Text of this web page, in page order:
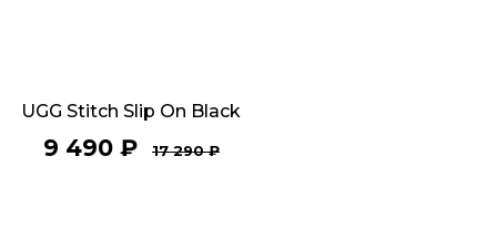
UGG Stitch Slip On Black
9 490₽ 17 290₽